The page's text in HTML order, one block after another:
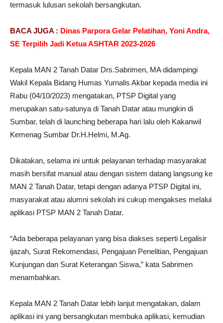
termasuk lulusan sekolah bersangkutan.
BACA JUGA : Dinas Parpora Gelar Pelatihan, Yoni Andra,
SE Terpilih Jadi Ketua ASHTAR 2023-2026
Kepala MAN 2 Tanah Datar Drs.Sabrimen, MA didampingi
Wakil Kepala Bidang Humas Yurnalis Akbar kepada media ini
Rabu (04/10/2023) mengatakan, PTSP Digital yang
merupakan satu-satunya di Tanah Datar atau mungkin di
Sumbar, telah di launching beberapa hari lalu oleh Kakanwil
Kemenag Sumbar Dr.H.Helmi, M.Ag.
Dikatakan, selama ini untuk pelayanan terhadap masyarakat
masih bersifat manual atau dengan sistem datang langsung ke
MAN 2 Tanah Datar, tetapi dengan adanya PTSP Digital ini,
masyarakat atau alumni sekolah ini cukup mengakses melalui
aplikasi PTSP MAN 2 Tanah Datar.
“Ada beberapa pelayanan yang bisa diakses seperti Legalisir
ijazah, Surat Rekomendasi, Pengajuan Penelitian, Pengajuan
Kunjungan dan Surat Keterangan Siswa,” kata Sabrimen
menambahkan.
Kepala MAN 2 Tanah Datar lebih lanjut mengatakan, dalam
aplikasi ini yang bersangkutan membuka aplikasi, kemudian